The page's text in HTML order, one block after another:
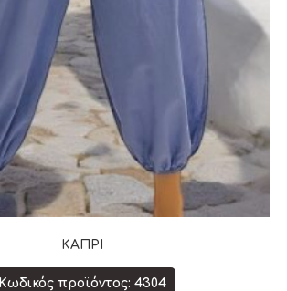
ΚΑΠΡΙ
Κωδικός προϊόντος: 4304